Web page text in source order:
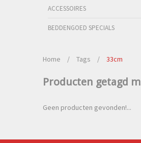
ACCESSOIRES
BEDDENGOED SPECIALS
Home / Tags / 33cm
Producten getagd
Geen producten gevonden!...